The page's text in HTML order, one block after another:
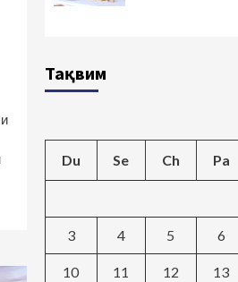
Тақвим
Du Se Ch Pa
3 4 5 6
10 11 12 13